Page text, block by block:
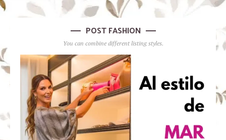
POST FASHION
You can combine different listing styles.